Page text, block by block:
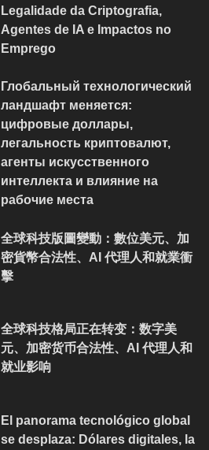
Legalidade da Criptografia,
Agentes de IA e Impactos no
Emprego
Глобальный технологический
ландшафт меняется:
цифровые доллары,
легальность криптовалют,
агенты искусственного
интеллекта и влияние на
рабочие места
全球科技版圖變動：數位美元、加
密貨幣合法性、AI 代理人和就業衝
擊
全球科技格局正在转变：数字美
元、加密货币合法性、AI 代理人和
就业影响
El panorama tecnológico global
se desplaza: Dólares digitales, la